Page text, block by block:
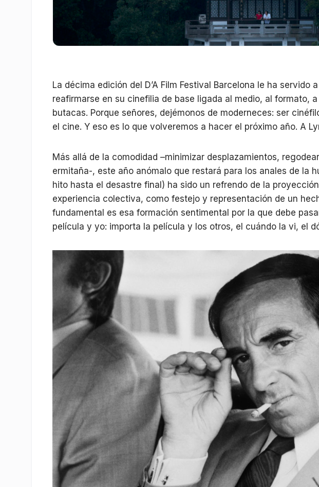
La décima edición del D’A Film Festival Barcelona le ha servido
reafirmarse en su cinefilia de base ligada al medio, al formato,
butacas. Porque señores, dejémonos de moderneces: ser
el cine. Y eso es lo que volveremos a hacer el próximo año. A
Más allá de la comodidad –minimizar desplazamientos,
ermitaña-, este año anómalo que restará para los anales de la
hito hasta el desastre final) ha sido un refrendo de la
experiencia colectiva, como festejo y representación de un
fundamental es esa formación sentimental por la que debe
película y yo: importa la película y los otros, el cuándo la vi, el